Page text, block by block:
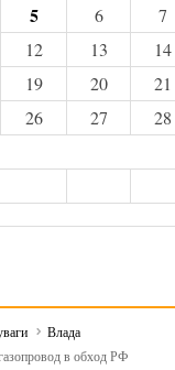
5 6 7
12 13 14
19 20 21
26 27 28
Влада
в обход РФ